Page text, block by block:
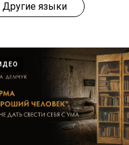
Другие языки